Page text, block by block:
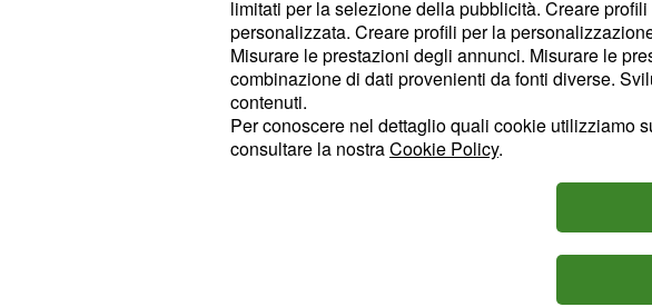
Aru si è staccato in tutti i momenti chiave, dal Gran
allo Zoncolan, per finirealla batosta anche
tappa di Sappada
resistere per cercare almeno di lasciare un segno
di corsa, ma dopo un’altra giornata difficile a
ha gettato la spugna dopo una quarantina di
limitati per la selezione della pubblicità. Creare
personalizzata. Creare profili per la
Misurare le prestazioni degli annunci. Misurare le
combinazione di dati provenienti da fonti diverse.
contenuti.
Per conoscere nel dettaglio quali cookie utilizziamo
consultare la nostraCookie Policy.